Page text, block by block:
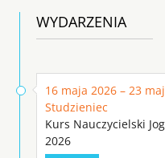
WYDARZENIA
16 maja 2026 – 23
Studzieniec
Kurs Nauczycielski
2026